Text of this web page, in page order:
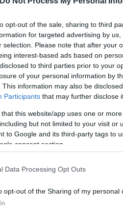
opt-out of the sale, sharing to third
for targeted advertising by
selection. Please note that after your
interest-based ads based on
to third parties prior to your
of your personal information by
This information may also be
Participants that may further disclose
that this website/app uses one or
but not limited to your visit or
to Google and its third-party tags to
consent section.
Data Processing Opt Outs
opt-out of the Sharing of my personal
δικογραφία
για επικίνδυνη
εκτελέσεων